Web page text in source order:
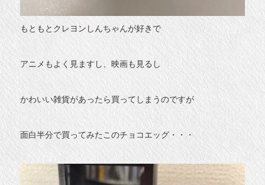
もともとクレヨンしんちゃんが好きで
アニメもよく見ますし、映画も見るし
かわいい雑貨があったら買ってしまうのですが
面白半分で買ってみたこのチョコエッグ・・・